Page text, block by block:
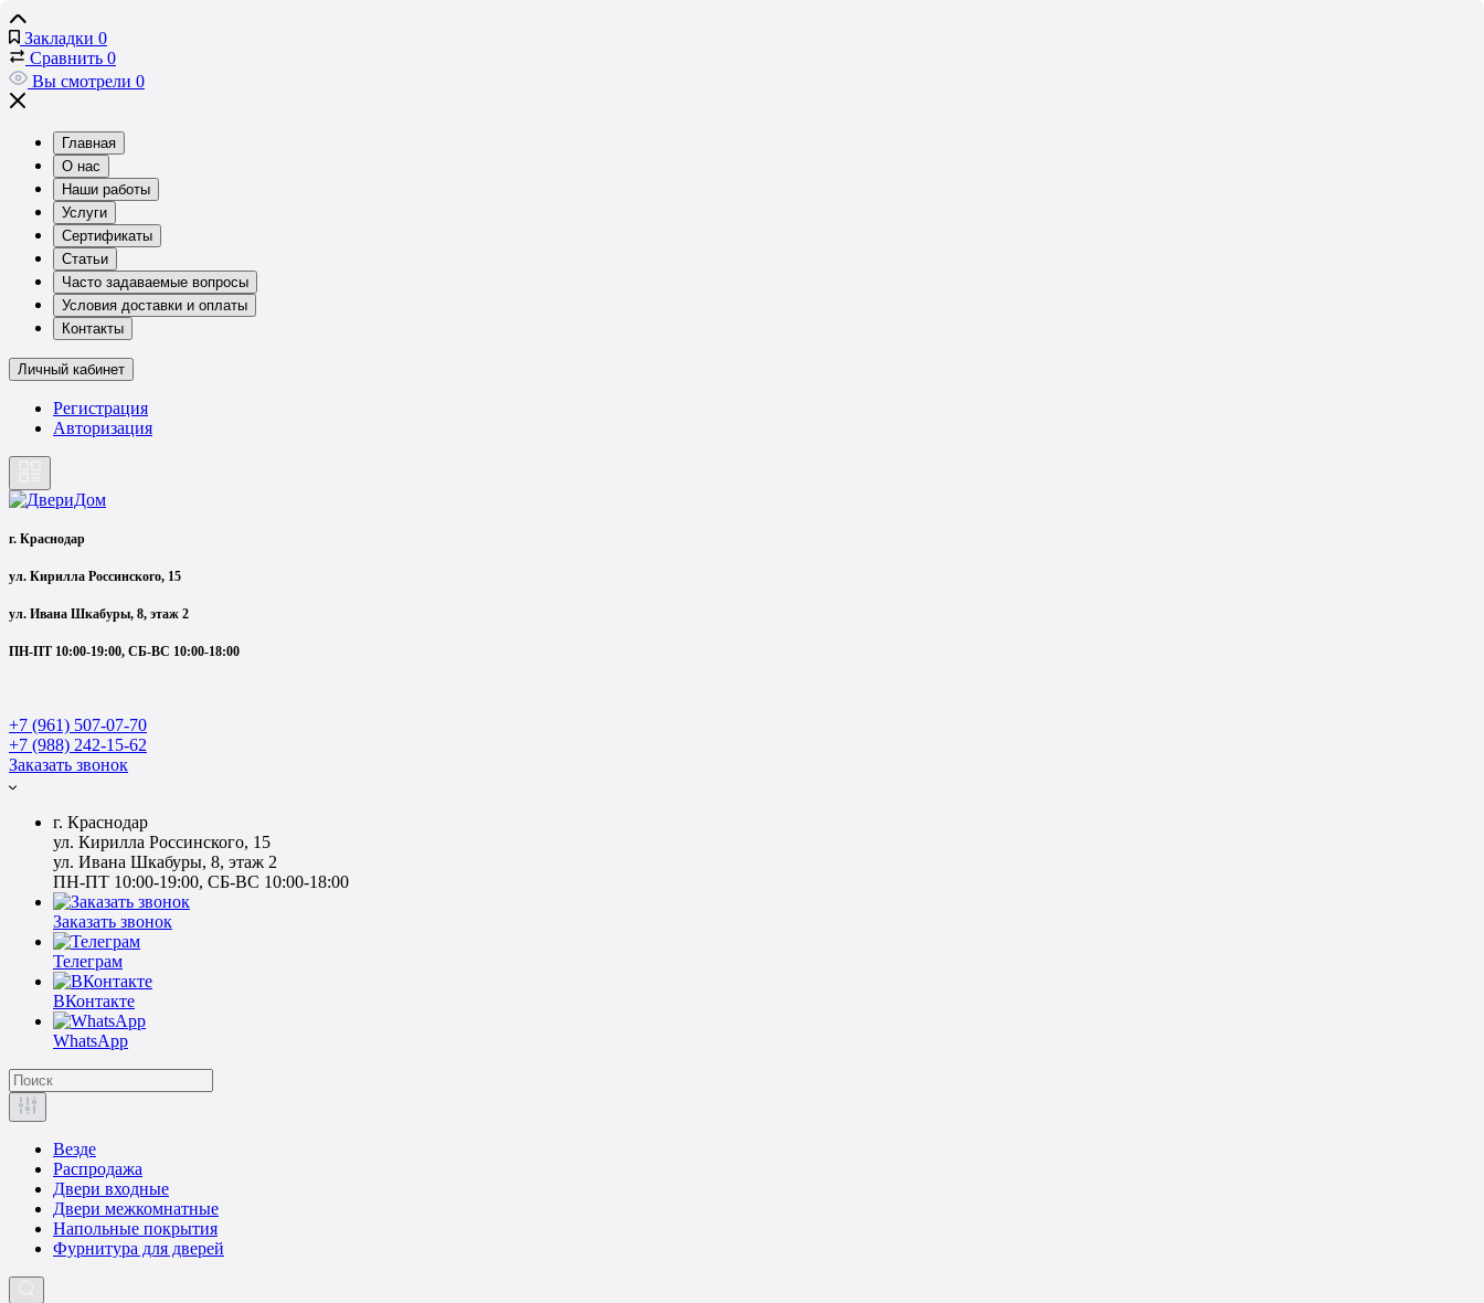
Закладки 0
Сравнить 0
Вы смотрели 0
Главная
О нас
Наши работы
Услуги
Сертификаты
Статьи
Часто задаваемые вопросы
Условия доставки и оплаты
Контакты
Личный кабинет
Регистрация
Авторизация
г. Краснодар
ул. Кирилла Россинского, 15
ул. Ивана Шкабуры, 8, этаж 2
ПН-ПТ 10:00-19:00, СБ-ВС 10:00-18:00
+7 (961) 507-07-70
+7 (988) 242-15-62
Заказать звонок
г. Краснодар
ул. Кирилла Россинского, 15
ул. Ивана Шкабуры, 8, этаж 2
ПН-ПТ 10:00-19:00, СБ-ВС 10:00-18:00
Заказать звонок
Телеграм
ВКонтакте
WhatsApp
Везде
Распродажа
Двери входные
Двери межкомнатные
Напольные покрытия
Фурнитура для дверей